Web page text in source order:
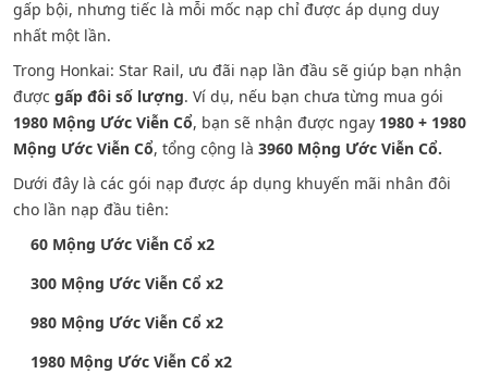
gấp bội, nhưng tiếc là mỗi mốc nạp chỉ được áp dụng duy
nhất một lần.
Trong Honkai: Star Rail, ưu đãi nạp lần đầu sẽ giúp bạn nhận
được gấp đôi số lượng. Ví dụ, nếu bạn chưa từng mua gói
1980 Mộng Ước Viễn Cổ, bạn sẽ nhận được ngay 1980 + 1980
Mộng Ước Viễn Cổ, tổng cộng là 3960 Mộng Ước Viễn Cổ.
Dưới đây là các gói nạp được áp dụng khuyến mãi nhân đôi
cho lần nạp đầu tiên:
60 Mộng Ước Viễn Cổ x2
300 Mộng Ước Viễn Cổ x2
980 Mộng Ước Viễn Cổ x2
1980 Mộng Ước Viễn Cổ x2